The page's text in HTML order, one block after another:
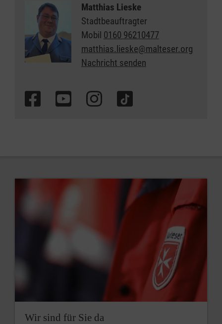
Matthias Lieske
Stadtbeauftragter
Mobil 0160 96210477
matthias.lieske@malteser.org
Nachricht senden
Wir sind für Sie da